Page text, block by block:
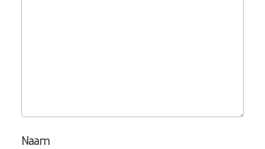
Naam